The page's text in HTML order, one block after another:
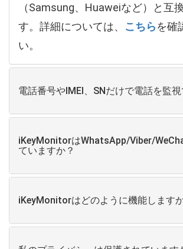
（Samsung、Huaweiなど）と互
す。詳細については、 こちらを確
い。
電話番号やIMEI、SNだけで電話を監
iKeyMonitorはWhatsApp/Viber/
ていますか？
iKeyMonitorはどのように機能します